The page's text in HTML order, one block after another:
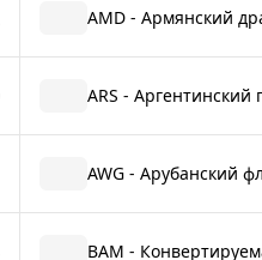
AMD - Армянский
ARS - Аргентинский
AWG - Арубанский
BAM -